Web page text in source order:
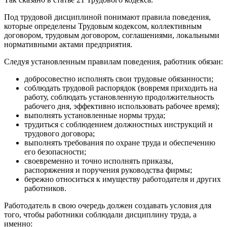
Под трудовой дисциплиной понимают правила поведения,
которые определены Трудовым кодексом, коллективным
договором, трудовым договором, соглашениями, локальными
нормативными актами предприятия.
Следуя установленным правилам поведения, работник обязан:
добросовестно исполнять свои трудовые обязанности;
соблюдать трудовой распорядок (вовремя приходить на
работу, соблюдать установленную продолжительность
рабочего дня, эффективно использовать рабочее время);
выполнять установленные нормы труда;
трудиться с соблюдением должностных инструкций и
трудового договора;
выполнять требования по охране труда и обеспечению
его безопасности;
своевременно и точно исполнять приказы,
распоряжения и поручения руководства фирмы;
бережно относиться к имуществу работодателя и других
работников.
Работодатель в свою очередь должен создавать условия для
того, чтобы работники соблюдали дисциплину труда, а
именно: